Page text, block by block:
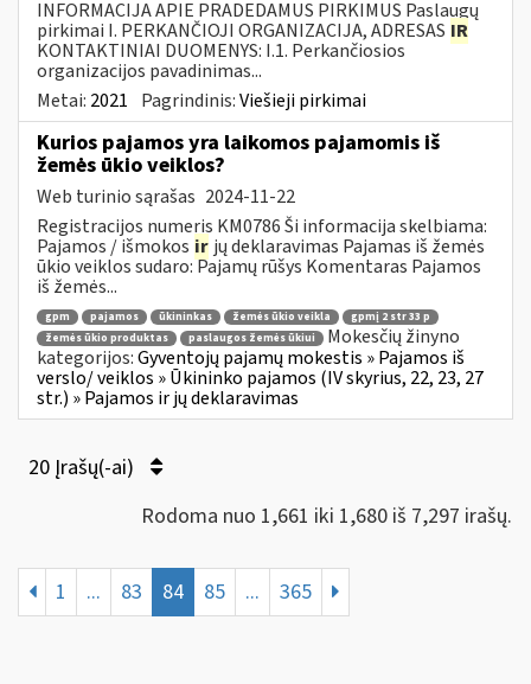
INFORMACIJA APIE PRADEDAMUS PIRKIMUS Paslaugų
pirkimai I. PERKANČIOJI ORGANIZACIJA, ADRESAS IR
KONTAKTINIAI DUOMENYS: I.1. Perkančiosios
organizacijos pavadinimas...
Metai: 2021 Pagrindinis:Viešieji pirkimai
Kurios pajamos yra laikomos pajamomis iš
žemės ūkio veiklos?
Web turinio sąrašas 2024-11-22
Registracijos numeris KM0786 Ši informacija skelbiama:
Pajamos / išmokos ir jų deklaravimas Pajamas iš žemės
ūkio veiklos sudaro: Pajamų rūšys Komentaras Pajamos
iš žemės...
gpm pajamos ūkininkas žemės ūkio veikla
gpmį 2 str 33 p
žemės ūkio produktas
paslaugos žemės ūkiui
Mokesčių žinyno
kategorijos:Gyventojų pajamų mokestis » Pajamos iš
verslo/ veiklos » Ūkininko pajamos (IV skyrius, 22, 23, 27
str.) » Pajamos ir jų deklaravimas
20 Įrašų(-ai)
Rodoma nuo 1,661 iki 1,680 iš 7,297 irašų.
1 ... 83 84 85 ... 365